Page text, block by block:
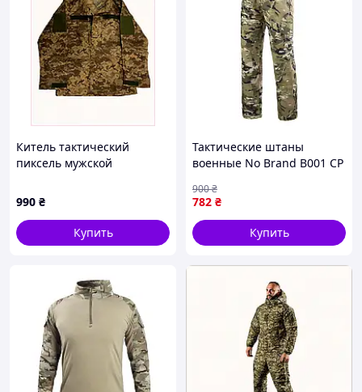
Китель тактический
пиксель мужской
990 ₴
Купить
Тактические штаны
военные No Brand B001 CP
782 ₴
900₴
Купить